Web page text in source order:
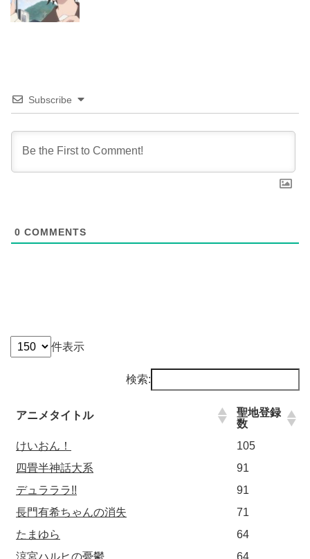
Subscribe
0 COMMENTS
件表示
検索:
アニメタイトル
聖地登録
数
けいおん！
105
四畳半神話大系
91
デュラララ!!
91
長門有希ちゃんの消失
71
たまゆら
64